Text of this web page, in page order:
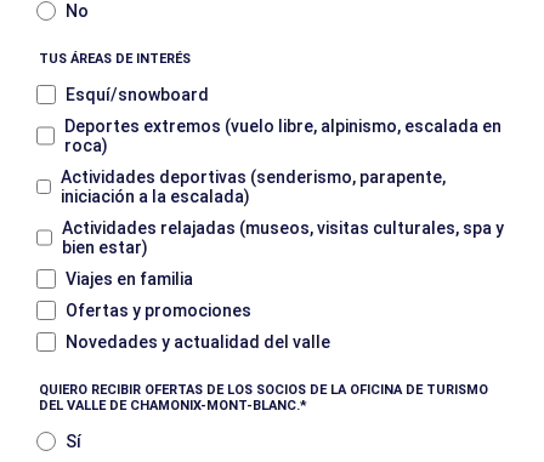
No
TUS ÁREAS DE INTERÉS
Esquí/snowboard
Deportes extremos (vuelo libre, alpinismo, escalada en
roca)
Actividades deportivas (senderismo, parapente,
iniciación a la escalada)
Actividades relajadas (museos, visitas culturales, spa y
bien estar)
Viajes en familia
Ofertas y promociones
Novedades y actualidad del valle
QUIERO RECIBIR OFERTAS DE LOS SOCIOS DE LA OFICINA DE TURISMO
DEL VALLE DE CHAMONIX-MONT-BLANC.
Sí